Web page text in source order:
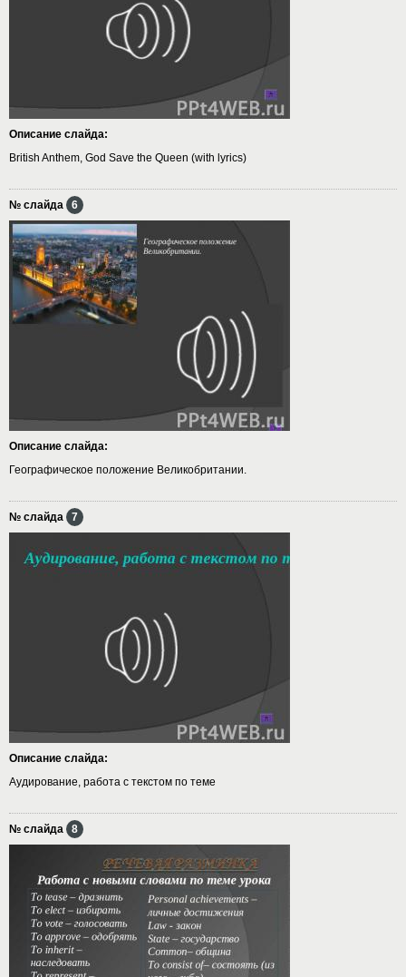
Описание слайда:
British Anthem, God Save the Queen (with lyrics)
№ слайда 6
Описание слайда:
Географическое положение Великобритании.
№ слайда 7
Описание слайда:
Аудирование, работа с текстом по теме
№ слайда 8